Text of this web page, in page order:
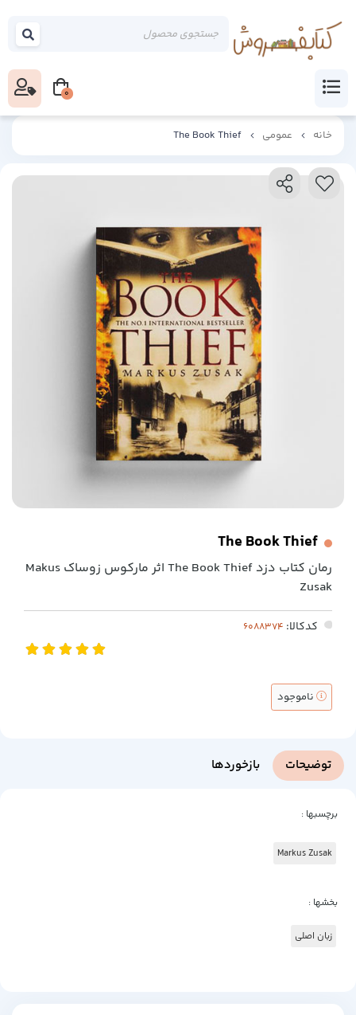
خانه عمومی The Book Thief
The Book Thief
رمان کتاب دزد The Book Thief اثر مارکوس زوساک Makus
Zusak
کدکالا:
ناموجود
توضیحات بازخوردها
برچسبها :
Markus Zusak
بخشها :
زبان اصلی
0